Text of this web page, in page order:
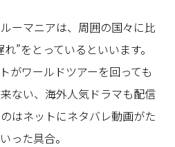
ーマニアは、周囲の国々に比
”をとっているといいます。
がワールドツアーを回っても
ない、海外人気ドラマも配信
はネットにネタバレ動画がた
った具合。